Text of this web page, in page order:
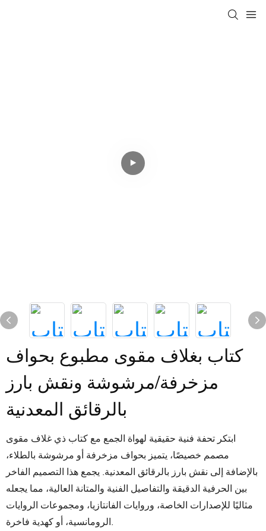
كتاب بغلاف مقوى مطبوع بحواف
مزخرفة/مرشوشة ونقش بارز
بالرقائق المعدنية
ابتكر تحفة فنية حقيقية لهواة الجمع مع كتاب ذي غلاف مقوى
مصمم خصيصًا، يتميز بحواف مزخرفة أو مرشوشة بالطلاء،
بالإضافة إلى نقش بارز بالرقائق المعدنية. يجمع هذا التصميم الفاخر
بين الحرفية الدقيقة والتفاصيل الفنية والمتانة العالية، مما يجعله
مثاليًا للإصدارات الخاصة، وروايات الفانتازيا، ومجموعات الروايات